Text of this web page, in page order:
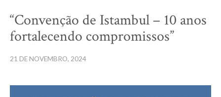
“Convenção de Istambul – 10 anos
fortalecendo compromissos”
21 DE NOVEMBRO, 2024